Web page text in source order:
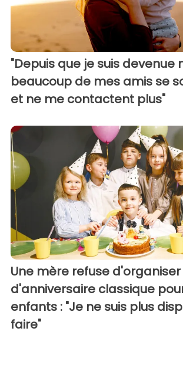
"Depuis que je suis devenue
beaucoup de mes amis se
et ne me contactent plus"
Une mère refuse
d'anniversaire classique
enfants : "Je ne suis plus
faire"